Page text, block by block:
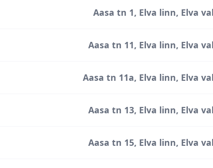
Aasa tn 1, Elva linn, Elva
Aasa tn 11, Elva linn, Elva
Aasa tn 11a, Elva linn, Elva
Aasa tn 13, Elva linn, Elva
Aasa tn 15, Elva linn, Elva